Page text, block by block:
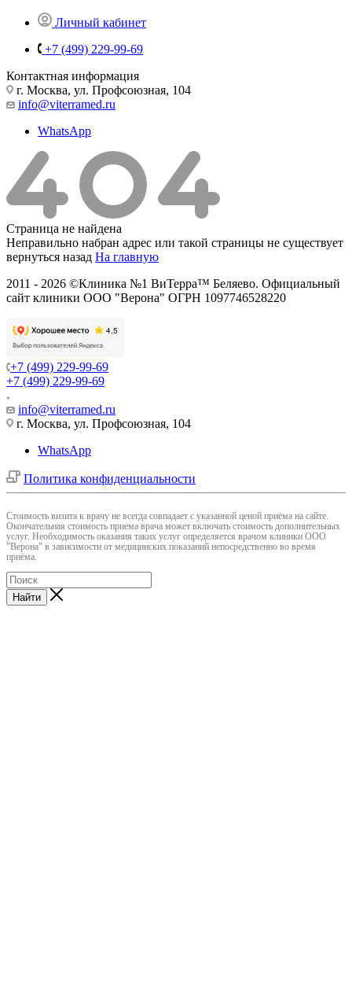
Личный кабинет
+7 (499) 229-99-69
Контактная информация
г. Москва, ул. Профсоюзная, 104
info@viterramed.ru
WhatsApp
Страница не найдена
Неправильно набран адрес или такой страницы не существует
вернуться назад На главную
2011 - 2026 ©Клиника №1 ВиТерра™ Беляево. Официальный
сайт клиники ООО "Верона" ОГРН 1097746528220
+7 (499) 229-99-69
+7 (499) 229-99-69
info@viterramed.ru
г. Москва, ул. Профсоюзная, 104
WhatsApp
Политика конфиденциальности
Cтоимость визита к врачу не всегда совпадает с указанной ценой приёма на сайте.
Окончательная стоимость приема врача может включать стоимость дополнительных
услуг. Необходимость оказания таких услуг определяется врачом клиники ООО
"Верона" в зависимости от медицинских показаний непосредственно во время
приёма.
Найти